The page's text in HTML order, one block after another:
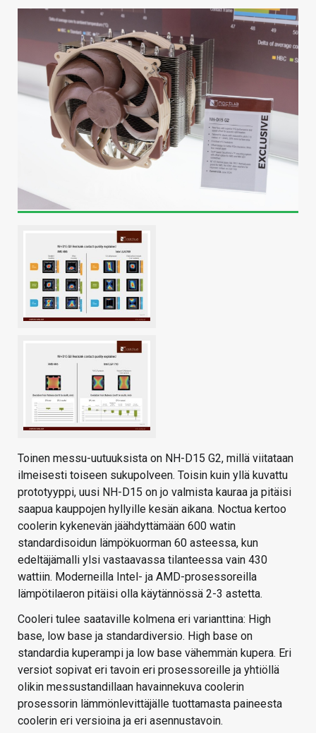
Toinen messu-uutuuksista on NH-D15 G2, millä viitataan
ilmeisesti toiseen sukupolveen. Toisin kuin yllä kuvattu
prototyyppi, uusi NH-D15 on jo valmista kauraa ja pitäisi
saapua kauppojen hyllyille kesän aikana. Noctua kertoo
coolerin kykenevän jäähdyttämään 600 watin
standardisoidun lämpökuorman 60 asteessa, kun
edeltäjämalli ylsi vastaavassa tilanteessa vain 430
wattiin. Moderneilla Intel- ja AMD-prosessoreilla
lämpötilaeron pitäisi olla käytännössä 2-3 astetta.
Cooleri tulee saataville kolmena eri varianttina: High
base, low base ja standardiversio. High base on
standardia kuperampi ja low base vähemmän kupera. Eri
versiot sopivat eri tavoin eri prosessoreille ja yhtiöllä
olikin messustandillaan havainnekuva coolerin
prosessorin lämmönlevittäjälle tuottamasta paineesta
coolerin eri versioina ja eri asennustavoin.